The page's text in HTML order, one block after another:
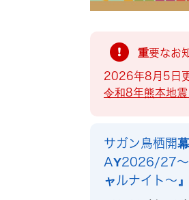
重要なお
2026年8月5日
令和8年熊本地
サガン鳥栖開
AY2026/27～
ャルナイト～』